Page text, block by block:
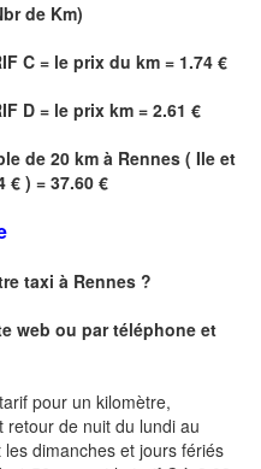
de Km)
C = le prix du km = 1.74 €
D = le prix km = 2.61 €
de 20 km à Rennes ( Ile et
€ ) = 37.60 €
taxi à Rennes ?
web ou par téléphone et
pour un kilomètre,
de nuit du lundi au
dimanches et jours fériés